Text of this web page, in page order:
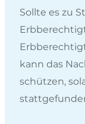
Sollte es zu
kann das
schützen,